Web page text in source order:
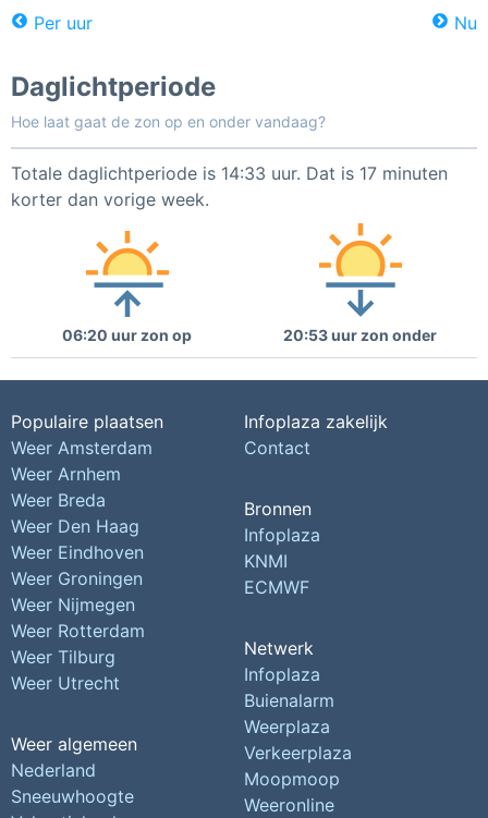
Per uur Nu
Daglichtperiode
Hoe laat gaat de zon op en onder vandaag?
Totale daglichtperiode is 14:33 uur. Dat is 17 minuten
korter dan vorige week.
06:20 uur zon op 20:53 uur zon onder
Populaire plaatsen
Weer Amsterdam
Weer Arnhem
Weer Breda
Weer Den Haag
Weer Eindhoven
Weer Groningen
Weer Nijmegen
Weer Rotterdam
Weer Tilburg
Weer Utrecht
Weer algemeen
Nederland
Sneeuwhoogte
Infoplaza zakelijk
Contact
Bronnen
Infoplaza
KNMI
ECMWF
Netwerk
Infoplaza
Buienalarm
Weerplaza
Verkeerplaza
Moopmoop
Weeronline